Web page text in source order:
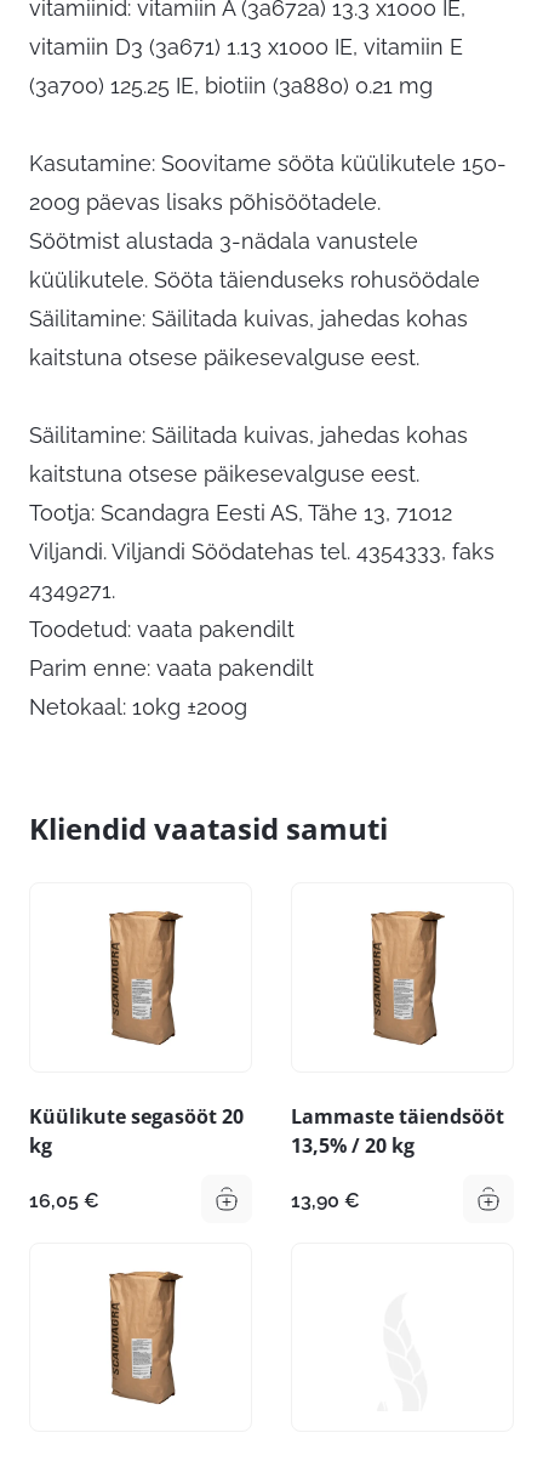
vitamiinid: vitamiin A (3a672a) 13.3 x1000 IE,
vitamiin D3 (3a671) 1.13 x1000 IE, vitamiin E
(3a700) 125.25 IE, biotiin (3a880) 0.21 mg
Kasutamine: Soovitame sööta küülikutele 150-
200g päevas lisaks põhisöötadele.
Söötmist alustada 3-nädala vanustele
küülikutele. Sööta täienduseks rohusöödale
Säilitamine: Säilitada kuivas, jahedas kohas
kaitstuna otsese päikesevalguse eest.
Säilitamine: Säilitada kuivas, jahedas kohas
kaitstuna otsese päikesevalguse eest.
Tootja: Scandagra Eesti AS, Tähe 13, 71012
Viljandi. Viljandi Söödatehas tel. 4354333, faks
4349271.
Toodetud: vaata pakendilt
Parim enne: vaata pakendilt
Netokaal: 10kg ±200g
Kliendid vaatasid samuti
Küülikute segasööt 20
kg
16,05 €
Lammaste täiendsööt
13,5% / 20 kg
13,90 €